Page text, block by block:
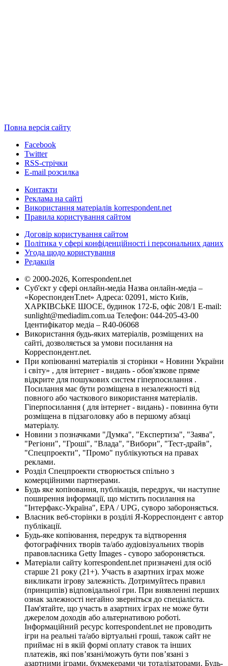
Повна версія сайту
Facebook
Twitter
RSS-стрічки
E-mail розсилка
Контакти
Реклама на сайті
Використання матеріалів korrespondent.net
Правила користування сайтом
Договір користування сайтом
Політика у сфері конфіденційності і персональних даних
Угода щодо користування
Редакція
© 2000-2026, Korrespondent.net
Суб'єкт у сфері онлайн-медіа Назва онлайн-медіа –
«КореспонденТ.net» Адреса: 02091, місто Київ,
ХАРКІВСЬКЕ ШОСЕ, будинок 172-Б, офіс 208/1 E-mail:
sunlight@mediadim.com.ua Телефон: 044-205-43-00
Ідентифікатор медіа – R40-06068
Використання будь-яких матеріалів, розміщених на
сайті, дозволяється за умови посилання на
Корреспондент.net.
При копіюванні матеріалів зі сторінки « Новини України
і світу» , для інтернет - видань - обов'язкове пряме
відкрите для пошукових систем гіперпосилання .
Посилання має бути розміщена в незалежності від
повного або часткового використання матеріалів.
Гіперпосилання ( для інтернет - видань) - повинна бути
розміщена в підзаголовку або в першому абзаці
матеріалу.
Новини з позначками "Думка", "Експертиза", "Заява",
"Регіони", "Гроші", "Влада", "Вибори", "Тест-драйв",
"Спецпроекти", "Промо" публікуються на правах
реклами.
Розділ Спецпроекти створюється спільно з
комерційними партнерами.
Будь яке копіювання, публікація, передрук, чи наступне
поширення інформації, що містить посилання на
"Інтерфакс-Україна", EPA / UPG, суворо забороняється.
Власник веб-сторінки в розділі Я-Корреспондент є автор
публікації.
Будь-яке копіювання, передрук та відтворення
фотографічних творів та/або аудіовізуальних творів
правовласника Getty Images - суворо забороняється.
Матеріали сайту korrespondent.net призначені для осіб
старше 21 року (21+). Участь в азартних іграх може
викликати ігрову залежність. Дотримуйтесь правил
(принципів) відповідальної гри. При виявленні перших
ознак залежності негайно зверніться до спеціаліста.
Пам'ятайте, що участь в азартних іграх не може бути
джерелом доходів або альтернативою роботі.
Інформаційний ресурс korrespondent.net не проводить
ігри на реальні та/або віртуальні гроші, також сайт не
приймає ні в якій формі оплату ставок та інших
платежів, які пов’язані/можуть бути пов’язані з
азартними іграми, букмекерами чи тоталізаторами. Будь-